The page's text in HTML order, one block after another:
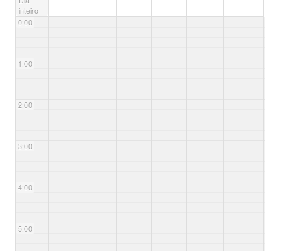
inteiro
0:00
1:00
2:00
3:00
4:00
5:00